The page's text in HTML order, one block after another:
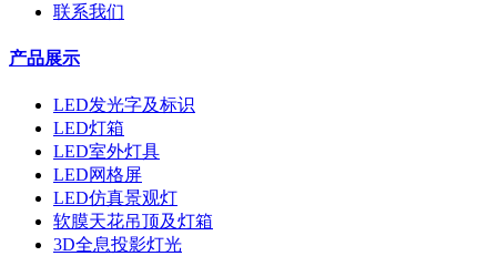
联系我们
产品展示
LED发光字及标识
LED灯箱
LED室外灯具
LED网格屏
LED仿真景观灯
软膜天花吊顶及灯箱
3D全息投影灯光